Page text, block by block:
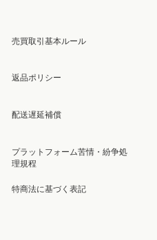
売買取引基本ルール
返品ポリシー
配送遅延補償
プラットフォーム苦情・紛争処
理規程
特商法に基づく表記